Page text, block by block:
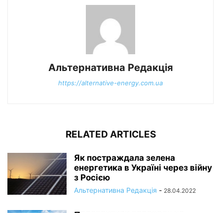
Альтернативна Редакція
https://alternative-energy.com.ua
RELATED ARTICLES
Як постраждала зелена
енергетика в Україні через війну
з Росією
Альтернативна Редакція - 28.04.2022